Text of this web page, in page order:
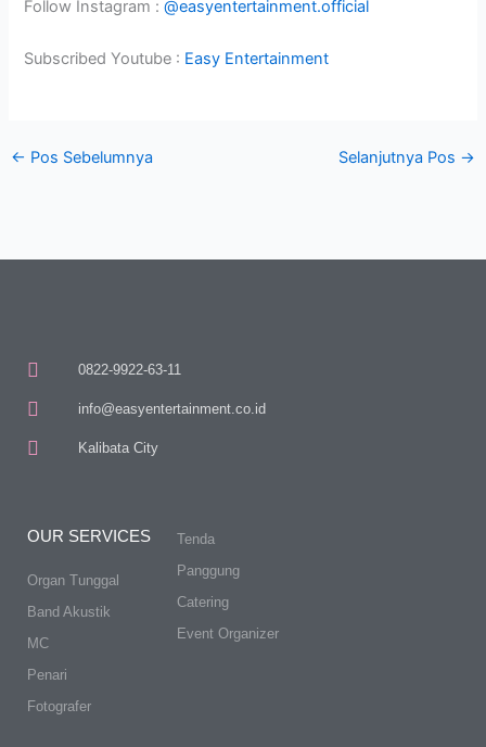
Follow Instagram :@easyentertainment.official
Subscribed Youtube : Easy Entertainment
← Pos Sebelumnya Selanjutnya Pos →
0822-9922-63-11
info@easyentertainment.co.id
Kalibata City
OUR SERVICES
Organ Tunggal
Band Akustik
MC
Penari
Fotografer
Tenda
Panggung
Catering
Event Organizer